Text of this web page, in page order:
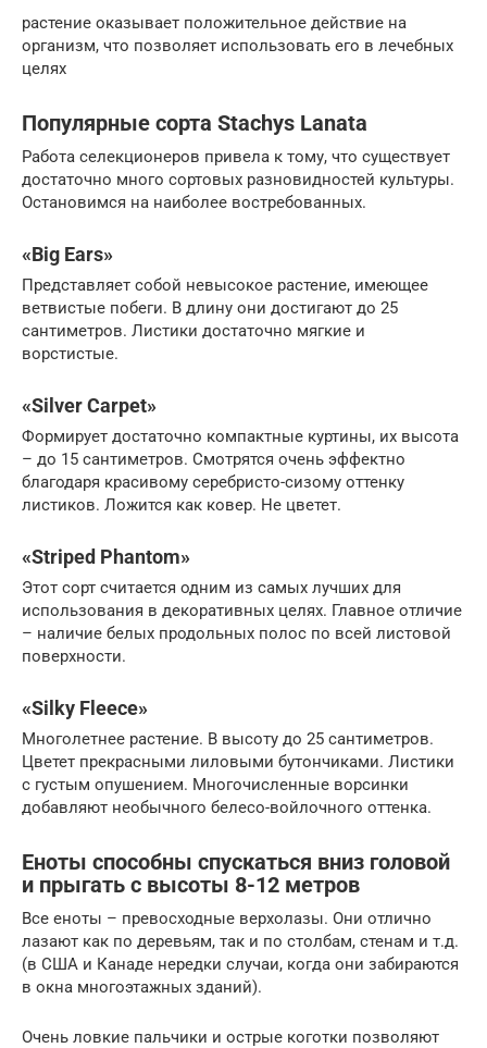
растение оказывает положительное действие на
организм, что позволяет использовать его в лечебных
целях
Популярные сорта Stachys Lanata
Работа селекционеров привела к тому, что существует
достаточно много сортовых разновидностей культуры.
Остановимся на наиболее востребованных.
«Big Ears»
Представляет собой невысокое растение, имеющее
ветвистые побеги. В длину они достигают до 25
сантиметров. Листики достаточно мягкие и
ворстистые.
«Silver Carpet»
Формирует достаточно компактные куртины, их высота
– до 15 сантиметров. Смотрятся очень эффектно
благодаря красивому серебристо-сизому оттенку
листиков. Ложится как ковер. Не цветет.
«Striped Phantom»
Этот сорт считается одним из самых лучших для
использования в декоративных целях. Главное отличие
– наличие белых продольных полос по всей листовой
поверхности.
«Silky Fleece»
Многолетнее растение. В высоту до 25 сантиметров.
Цветет прекрасными лиловыми бутончиками. Листики
с густым опушением. Многочисленные ворсинки
добавляют необычного белесо-войлочного оттенка.
Еноты способны спускаться вниз головой
и прыгать с высоты 8-12 метров
Все еноты – превосходные верхолазы. Они отлично
лазают как по деревьям, так и по столбам, стенам и т.д.
(в США и Канаде нередки случаи, когда они забираются
в окна многоэтажных зданий).
Очень ловкие пальчики и острые коготки позволяют